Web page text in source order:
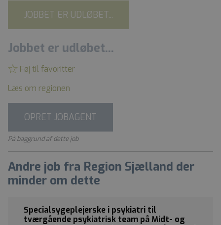
JOBBET ER UDLØBET...
Jobbet er udløbet...
Føj til favoritter
Læs om regionen
OPRET JOBAGENT
På baggrund af dette job
Andre job fra Region Sjælland der
minder om dette
Specialsygeplejerske i psykiatri til
tværgående psykiatrisk team på Midt- og